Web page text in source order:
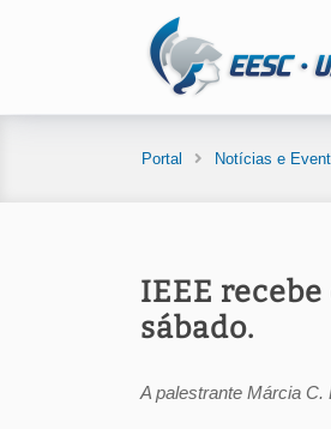
Portal Notícias e
IEEE
sábado.
A palestrante Márcia